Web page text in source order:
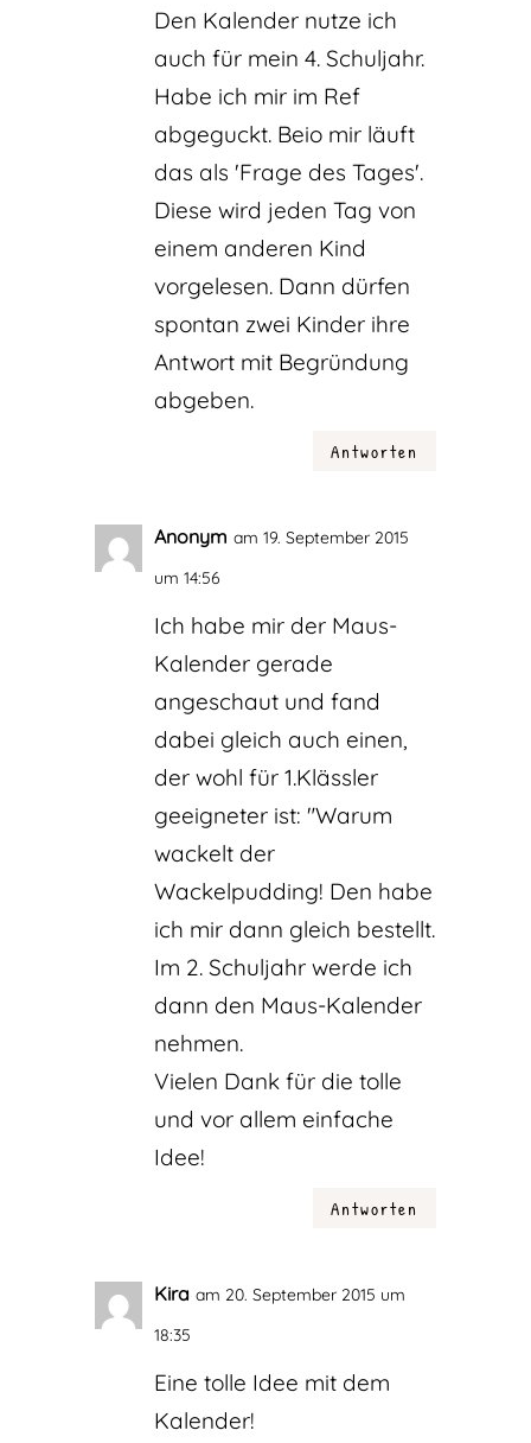
Den Kalender nutze ich
auch für mein 4. Schuljahr.
Habe ich mir im Ref
abgeguckt. Beio mir läuft
das als 'Frage des Tages'.
Diese wird jeden Tag von
einem anderen Kind
vorgelesen. Dann dürfen
spontan zwei Kinder ihre
Antwort mit Begründung
abgeben.
Antworten
Anonym am 19. September 2015
um 14:56
Ich habe mir der Maus-
Kalender gerade
angeschaut und fand
dabei gleich auch einen,
der wohl für 1.Klässler
geeigneter ist: "Warum
wackelt der
Wackelpudding! Den habe
ich mir dann gleich bestellt.
Im 2. Schuljahr werde ich
dann den Maus-Kalender
nehmen.
Vielen Dank für die tolle
und vor allem einfache
Idee!
Antworten
Kira am 20. September 2015 um
18:35
Eine tolle Idee mit dem
Kalender!